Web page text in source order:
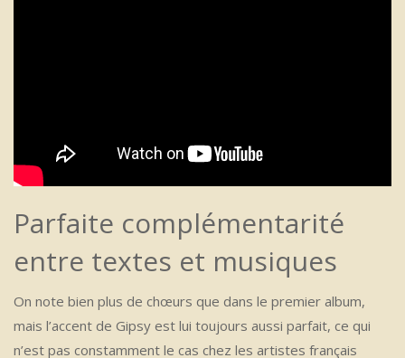
Parfaite complémentarité
entre textes et musiques
On note bien plus de chœurs que dans le premier album,
mais l’accent de Gipsy est lui toujours aussi parfait, ce qui
n’est pas constamment le cas chez les artistes français